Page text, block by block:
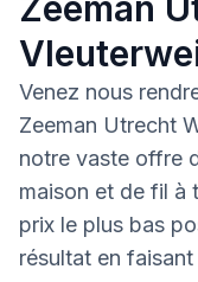
Venez nous
Zeeman Utrecht
notre vaste offre
maison et de fil à
prix le plus bas
résultat en faisant